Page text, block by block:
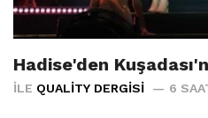
Hadise'den
İLE QUALITY DERGISI 6